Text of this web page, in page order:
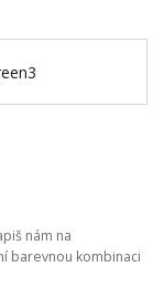
nám na
barevnou kombinaci